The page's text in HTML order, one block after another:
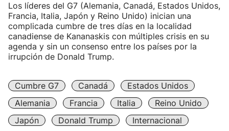
Los líderes del G7 (Alemania, Canadá, Estados Unidos,
Francia, Italia, Japón y Reino Unido) inician una
complicada cumbre de tres días en la localidad
canadiense de Kananaskis con múltiples crisis en su
agenda y sin un consenso entre los países por la
irrupción de Donald Trump.
Cumbre G7 Canadá
Estados Unidos
Alemania
Francia Italia
Reino Unido
Japón
Donald Trump Internacional